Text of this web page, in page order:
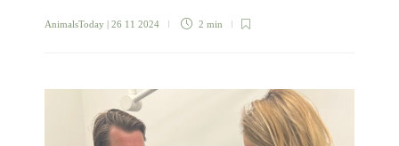
AnimalsToday | 26 11 2024 2 min